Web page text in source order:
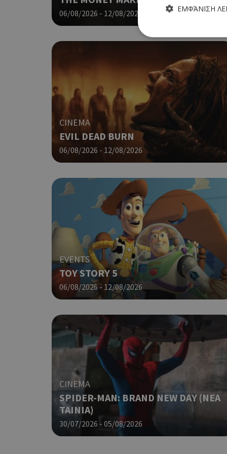
06/08/2026 - 12/08/2026
CINEMA
EVIL DEAD BURN
06/08/2026 - 12/08/2026
EVENTS
TOY STORY 5
06/08/2026 - 12/08/2026
CINEMA
SPIDER-MAN: BRAND NEW DAY (ΝΕΑ
ΤΑΙΝΙΑ)
30/07/2026 - 05/08/2026
ΕΜΦΆΝΙΣΗ
Τα απολύτως
ιστότοπος δεν μπορεί
G_ENABLED_IDPS
G_ENABLED_IDPS
takeOverCookie
LangCookie